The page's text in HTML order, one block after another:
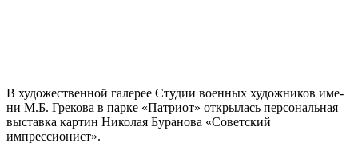
В худо­же­ствен­ной гале­рее Студии воен­ных худож­ни­ков име­
ни М.Б. Грекова в пар­ке «Патриот» откры­лась пер­со­наль­ная
выстав­ка кар­тин Николая Буранова «Советский
импрессионист».